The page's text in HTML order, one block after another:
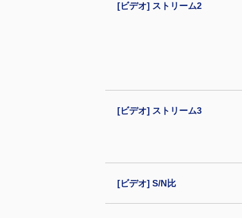
[ビデオ] ストリーム2
[ビデオ] ストリーム3
[ビデオ] S/N比